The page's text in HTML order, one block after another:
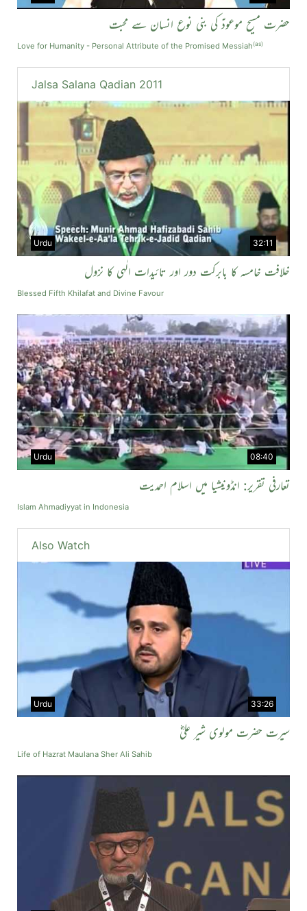
حضرت مسیح موعودؑ کی بنی نوع انسان سے محبت
Love for Humanity - Personal Attribute of the Promised Messiah (as)
Jalsa Salana Qadian 2011
32:11
Urdu
خلافت خامسہ کا بابرکت دور اور تائیدات الٰہی کا نزول
Blessed Fifth Khilafat and Divine Favour
08:40
Urdu
تعارفی تقریر: انڈونیشیا میں اسلام احمدیت
Islam Ahmadiyyat in Indonesia
Also Watch
33:26
Urdu
سیرت حضرت مولوی شیر علیؓ
Life of Hazrat Maulana Sher Ali Sahib